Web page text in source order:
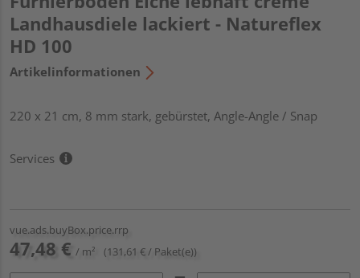
Landhausdiele lackiert - Natureflex
HD 100
Artikelinformationen
220 x 21 cm, 8 mm stark, gebürstet, Angle-Angle / Snap
Services
vue.ads.buyBox.price.rrp
47,48 € / m² (131,61 € / Paket(e))